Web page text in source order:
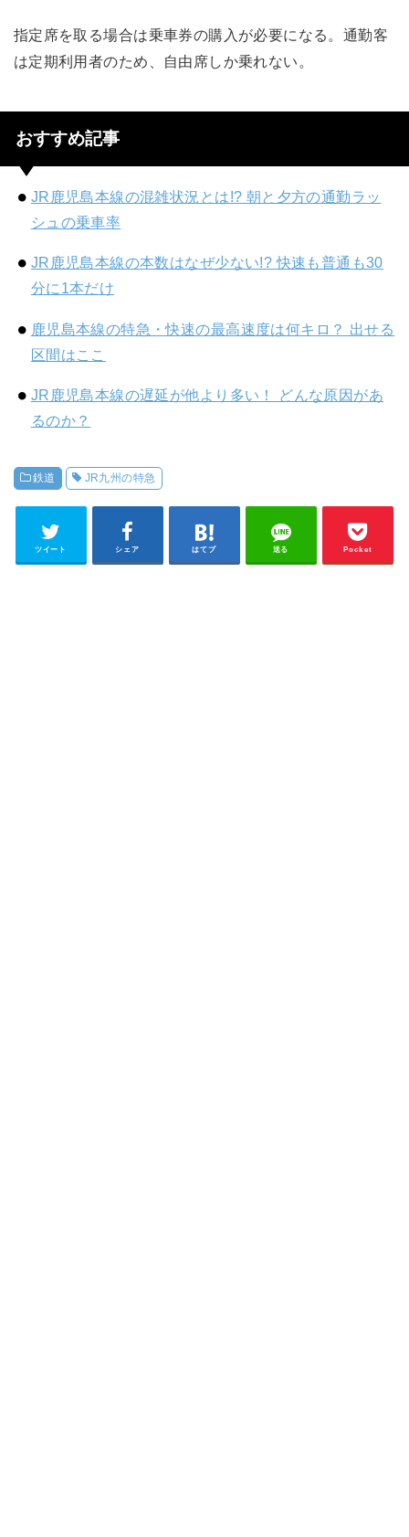
指定席を取る場合は乗車券の購入が必要になる。通勤客
は定期利用者のため、自由席しか乗れない。
おすすめ記事
JR鹿児島本線の混雑状況とは!? 朝と夕方の通勤ラッ
シュの乗車率
JR鹿児島本線の本数はなぜ少ない!? 快速も普通も30
分に1本だけ
鹿児島本線の特急・快速の最高速度は何キロ？ 出せる
区間はここ
JR鹿児島本線の遅延が他より多い！ どんな原因があ
るのか？
鉄道 JR九州の特急
ツイート シェア はてブ 送る Pocket